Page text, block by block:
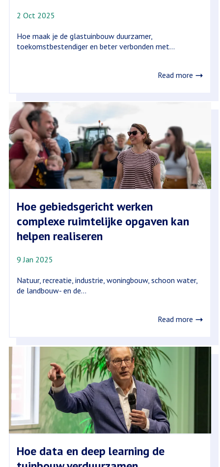
2 Oct 2025
Hoe maak je de glastuinbouw duurzamer,
toekomstbestendiger en beter verbonden met...
Read more
Hoe gebiedsgericht werken
complexe ruimtelijke opgaven kan
helpen realiseren
9 Jan 2025
Natuur, recreatie, industrie, woningbouw, schoon water,
de landbouw- en de...
Read more
Hoe data en deep learning de